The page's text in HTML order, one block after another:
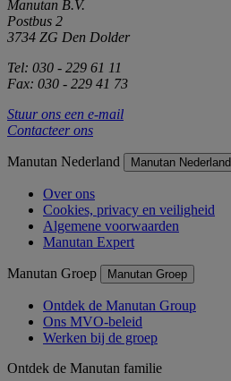
Manutan B.V.
Postbus 2
3734 ZG Den Dolder
Tel: 030 - 229 61 11
Fax: 030 - 229 41 73
Stuur ons een e-mail
Contacteer ons
Manutan Nederland Manutan Nederland
Over ons
Cookies, privacy en veiligheid
Algemene voorwaarden
Manutan Expert
Manutan Groep Manutan Groep
Ontdek de Manutan Group
Ons MVO-beleid
Werken bij de groep
Ontdek de Manutan familie